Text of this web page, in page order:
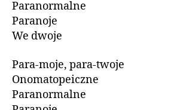
Paranormalne
Paranoje
We dwoje
Para-moje, para-twoje
Onomatopeiczne
Paranormalne